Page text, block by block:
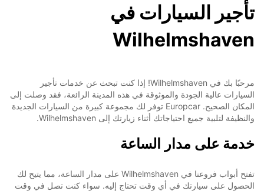
تأجير السيارات في
Wilhelmshaven
مرحبًا بك في Wilhelmshaven! إذا كنت تبحث عن خدمات تأجير
السيارات عالية الجودة والموثوقة في هذه المدينة الرائعة، فقد وصلت إلى
المكان الصحيح. Europcar توفر لك مجموعة كبيرة من السيارات الجديدة
والنظيفة لتلبية جميع احتياجاتك أثناء زيارتك إلى Wilhelmshaven.
خدمة على مدار الساعة
تفتح أبواب فروعنا في Wilhelmshaven على مدار الساعة، مما يتيح لك
الحصول على سيارتك في أي وقت تحتاج إليه. سواء كنت تصل في وقت